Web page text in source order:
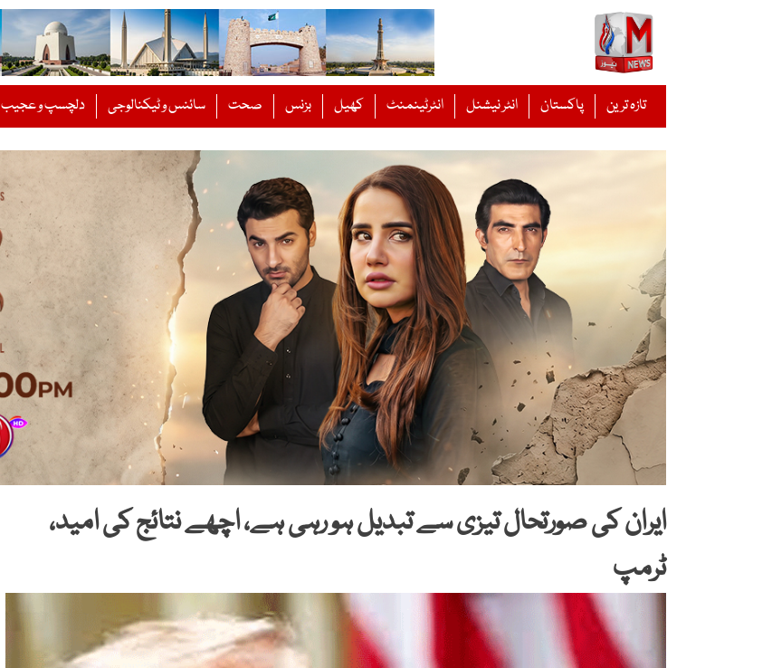
تازہ ترین پاکستان انٹر نیشنل انٹرٹینمنٹ کھیل بزنس صحت سائنس و ٹیکنالوجی دلچسپ و عجیب
ایران کی صورتحال تیزی سے تبدیل ہو رہی ہے، اچھے نتائج کی امید،
ٹرمپ